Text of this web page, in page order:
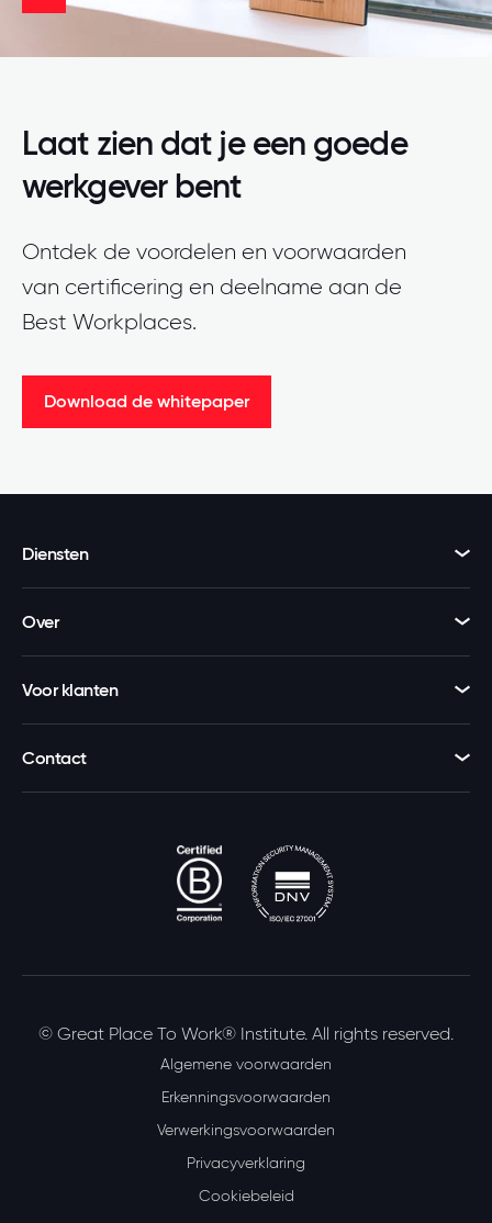
Laat zien dat je een goede
werkgever bent
Ontdek de voordelen en voorwaarden
van certificering en deelname aan de
Best Workplaces.
Download de whitepaper
Diensten
Over
Voor klanten
Contact
© Great Place To Work® Institute. All rights reserved.
Algemene voorwaarden
Erkenningsvoorwaarden
Verwerkingsvoorwaarden
Privacyverklaring
Cookiebeleid